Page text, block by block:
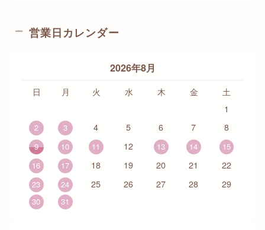
営業日カレンダー
2026年8月
日 月 火 水 木 金
土
1
2 3 4 5 6 7 8
9 10 11 12 13 14
15
16
17 18 19 20 21 22
23 24 25 26 27 28 29
30 31